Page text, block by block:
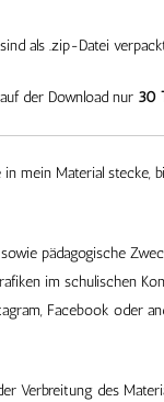
als .zip-Datei
der Download nur 30
mein Material stecke,
pädagogische
im schulischen
Facebook oder
Verbreitung des